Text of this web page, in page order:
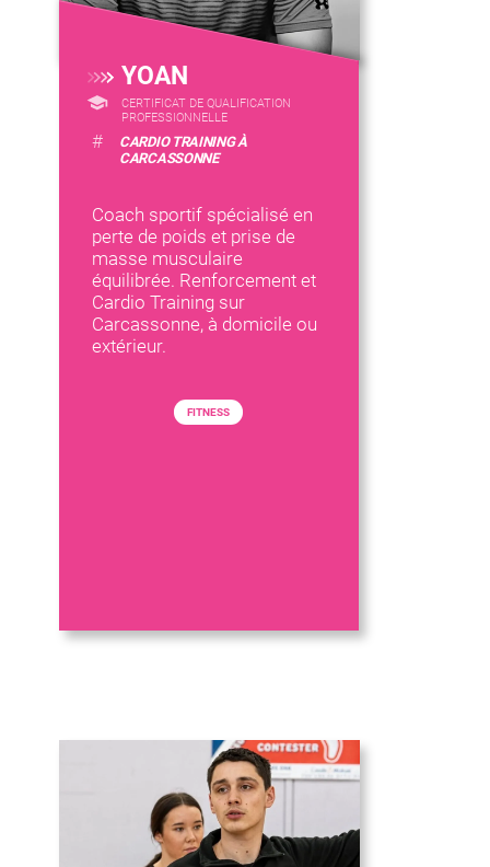
YOAN
CERTIFICAT DE QUALIFICATION
PROFESSIONNELLE
#
CARDIO TRAINING À
CARCASSONNE
Coach sportif spécialisé en
perte de poids et prise de
masse musculaire
équilibrée. Renforcement et
Cardio Training sur
Carcassonne, à domicile ou
extérieur.
FITNESS